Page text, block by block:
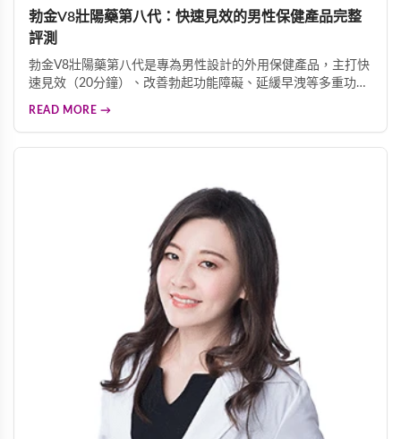
勃金V8壯陽藥第八代：快速見效的男性保健產品完整
評測
勃金V8壯陽藥第八代是專為男性設計的外用保健產品，主打快
速見效（20分鐘）、改善勃起功能障礙、延緩早洩等多重功
READ MORE →